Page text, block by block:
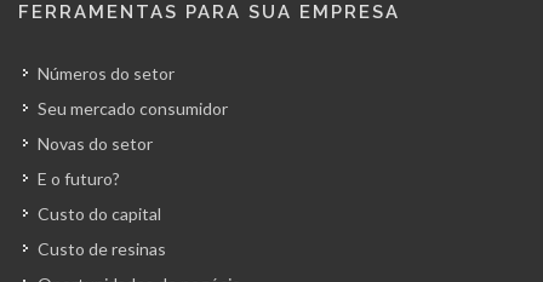
FERRAMENTAS PARA SUA EMPRESA
Números do setor
Seu mercado consumidor
Novas do setor
E o futuro?
Custo do capital
Custo de resinas